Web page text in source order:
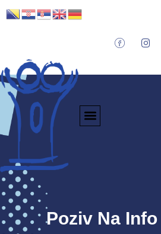
Poziv Na